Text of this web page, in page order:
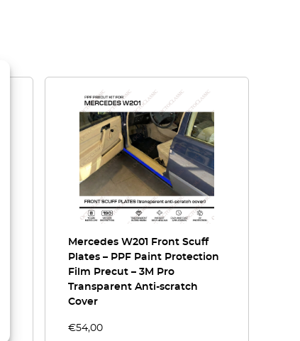
Mercedes W201 Front Scuff
Plates – PPF Paint Protection
Film Precut – 3M Pro
Transparent Anti-scratch
Cover
€54,00